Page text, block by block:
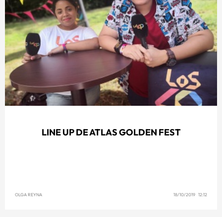
LINE UP DE ATLAS GOLDEN FEST
OLGA REYNA 18/10/2019 12:12